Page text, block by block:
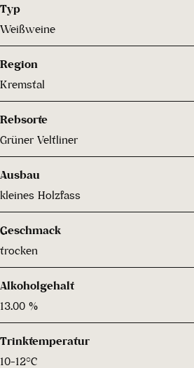
Typ
Weißweine
Region
Kremstal
Rebsorte
Grüner Veltliner
Ausbau
kleines Holzfass
Geschmack
trocken
Alkoholgehalt
13.00 %
Trinktemperatur
10-12°C